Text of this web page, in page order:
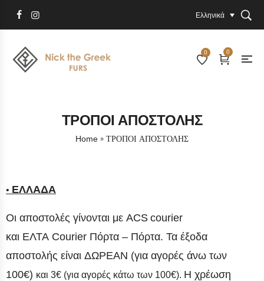
Ελληνικά
0 0
ΤΡΟΠΟΙ ΑΠΟΣΤΟΛΗΣ
Home » ΤΡΟΠΟΙ ΑΠΟΣΤΟΛΗΣ
• ΕΛΛΑΔΑ
Οι αποστολές γίνονται με ACS courier
και ΕΛΤΑ Courier Πόρτα – Πόρτα. Τα έξοδα
αποστολής είναι ΔΩΡΕΑΝ (για αγορές άνω των
100€) και 3€ (για αγορές κάτω των 100€). Η χρέωση